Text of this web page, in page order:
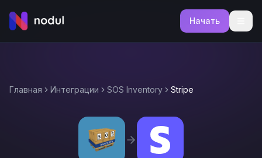
Начать
Главная Интеграции SOS Inventory Stripe